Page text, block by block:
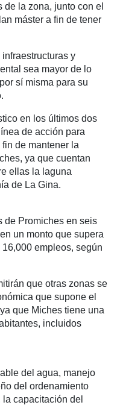
la zona, junto con el
máster a fin de tener
y
sea mayor de lo
sí misma para su
en los últimos dos
de acción para
de mantener la
ya que cuentan
ellas la laguna
de La Gina.
de Promiches en seis
un monto que supera
empleos, según
que otras zonas se
que supone el
que Miches tiene una
incluidos
del agua, manejo
del ordenamiento
capacitación del